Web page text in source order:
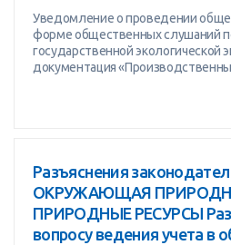
Уведомление о проведении
форме общественных слушаний
государственной экологической
документация
Разъяснения
ОКРУЖАЮЩАЯ
ПРИРОДНЫЕ РЕСУРСЫ
вопросу ведения учета в